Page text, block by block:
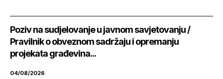
Poziv na sudjelovanje u javnom savjetovanju /
Pravilnik o obveznom sadržaju i opremanju
projekata građevina...
04/08/2026